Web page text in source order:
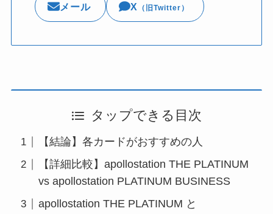
メール X （旧Twitter）
タップできる目次
【結論】各カードがおすすめの人
【詳細比較】apollostation THE PLATINUM
vs apollostation PLATINUM BUSINESS
apollostation THE PLATINUM と